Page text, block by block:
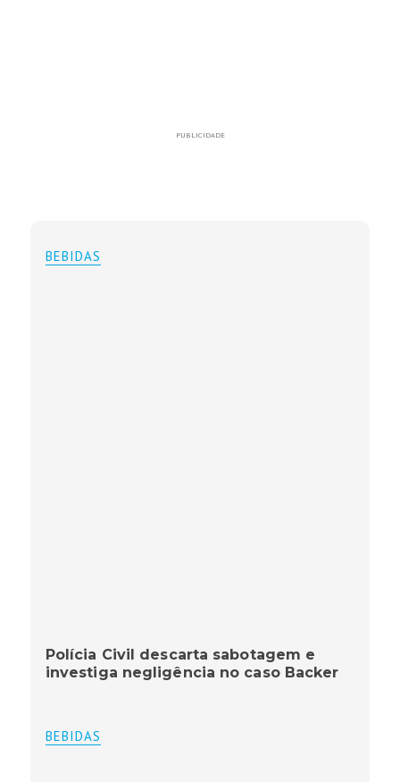
PUBLICIDADE
BEBIDAS
Polícia Civil descarta sabotagem e
investiga negligência no caso Backer
BEBIDAS